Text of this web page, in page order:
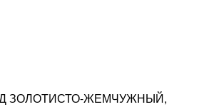
ЗОЛОТИСТО-ЖЕМЧУЖНЫЙ,